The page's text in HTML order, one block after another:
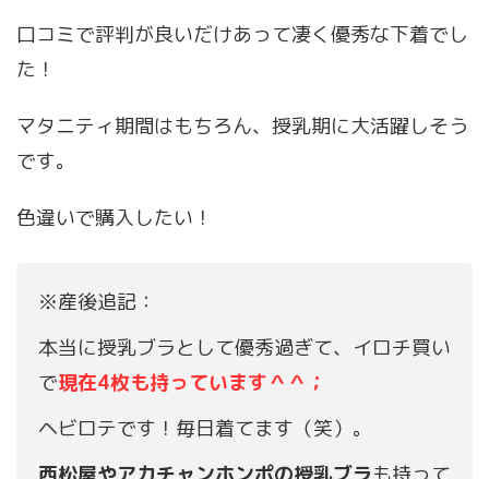
口コミで評判が良いだけあって凄く優秀な下着でし
た！
マタニティ期間はもちろん、授乳期に大活躍しそう
です。
色違いで購入したい！
※産後追記：
本当に授乳ブラとして優秀過ぎて、イロチ買い
で現在4枚も持っています＾＾；
ヘビロテです！毎日着てます（笑）。